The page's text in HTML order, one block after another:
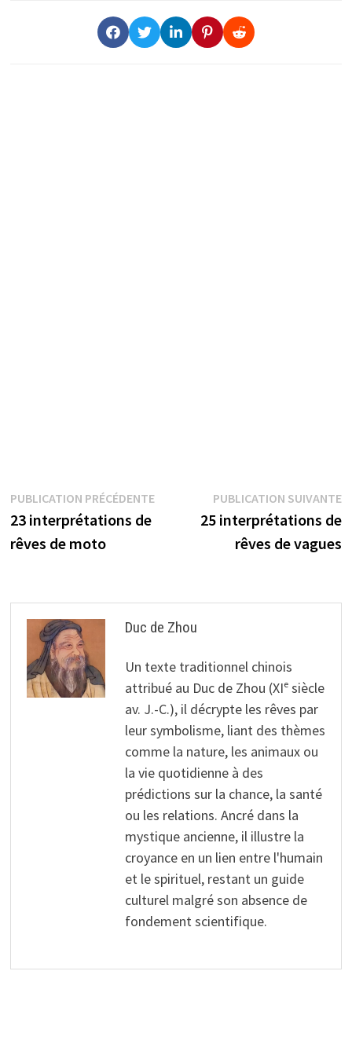
Navigation
de
PUBLICATION PRÉCÉDENTEPublication
précédente :
23 interprétations de
rêves de moto
PUBLICATION SUIVANTE
25 interprétations de
rêves de vagues
Duc de Zhou
Un texte traditionnel chinois
attribué au Duc de Zhou (XIᵉ siècle
av. J.-C.), il décrypte les rêves par
leur symbolisme, liant des thèmes
comme la nature, les animaux ou
la vie quotidienne à des
prédictions sur la chance, la santé
ou les relations. Ancré dans la
mystique ancienne, il illustre la
croyance en un lien entre l'humain
et le spirituel, restant un guide
culturel malgré son absence de
fondement scientifique.